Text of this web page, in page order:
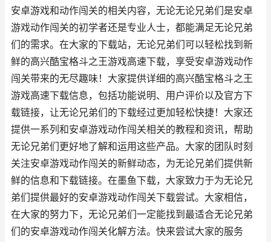
安卓游戏和动作闯关的相关内容，无论无论兄弟们是安卓
游戏动作闯关的初学者还是专业人士，都能满足无论兄弟
们的需求。在大家的下载站，无论兄弟们可以轻松找到新
鲜的高兴酷宝格斗之王游戏高速下载，享受安卓游戏动作
闯关带来的无尽趣味！大家提供详细的高兴酷宝格斗之王
游戏高速下载信息，包括功能说明、用户评价以及官方下
载链接，让无论兄弟们的下载经过更加轻松快捷！大家还
提供一系列和安卓游戏动作闯关相关的教程和资讯，帮助
无论兄弟们更好地了解和运用这些产品。大家的团队时刻
关注安卓游戏动作闯关的新鲜动态，为无论兄弟们提供新
鲜的信息和下载链接。在墨鱼下载，大家致力于为无论兄
弟们提供最好的安卓游戏动作闯关下载尝试。大家相信，
在大家的努力下，无论兄弟们一定能找到最适合无论兄弟
们的安卓游戏动作闯关化解方法。快来尝试大家的服务